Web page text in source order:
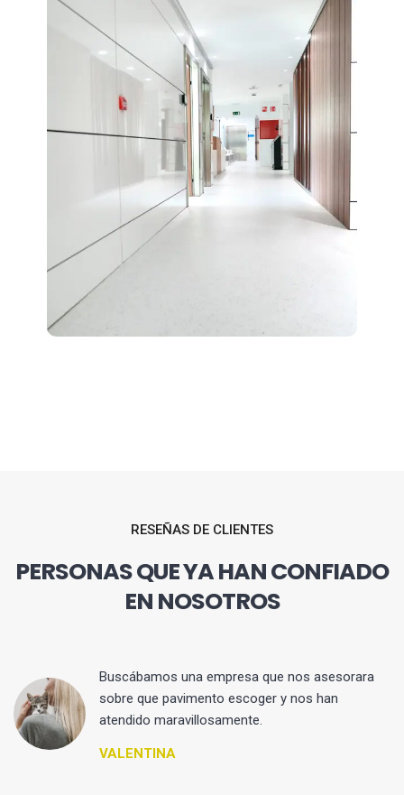
RESEÑAS DE CLIENTES
PERSONAS QUE YA HAN CONFIADO
EN NOSOTROS
Buscábamos una empresa que nos asesorara
sobre que pavimento escoger y nos han
atendido maravillosamente.
VALENTINA